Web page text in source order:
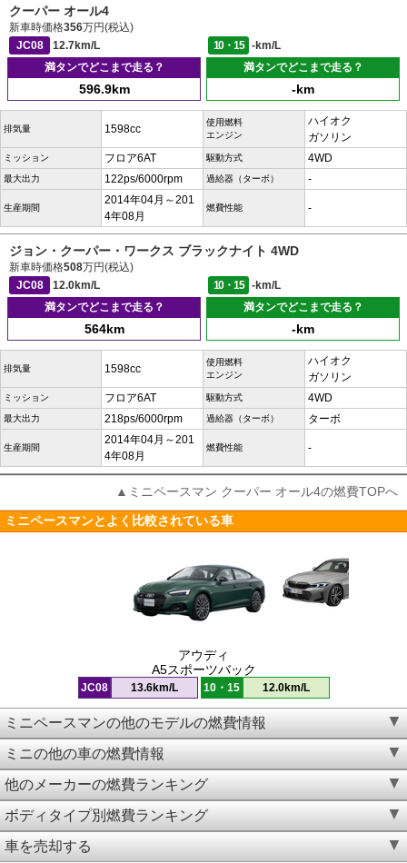
クーパー オール4
新車時価格356万円(税込)
JC08
12.7km/L 10・15
-km/L
満タンでどこまで走る？
596.9km
満タンでどこまで走る？
-km
排気量 1598cc
使用燃料
エンジン
ハイオク
ガソリン
ミッション フロア6AT 駆動方式 4WD
最大出力 122ps/6000rpm 過給器（ターボ） -
生産期間
2014年04月～201
4年08月
燃費性能 -
ジョン・クーパー・ワークス ブラックナイト 4WD
新車時価格508万円(税込)
JC08
12.0km/L 10・15
-km/L
満タンでどこまで走る？
564km
満タンでどこまで走る？
-km
排気量 1598cc
使用燃料
エンジン
ハイオク
ガソリン
ミッション フロア6AT 駆動方式 4WD
最大出力 218ps/6000rpm 過給器（ターボ） ターボ
生産期間
2014年04月～201
4年08月
燃費性能 -
▲ミニペースマン クーパー オール4の燃費TOPへ
ミニペースマンとよく比較されている車
アウディ
A5スポーツバック
JC08 13.6km/L 10・15 12.0km/L
ミニペースマンの他のモデルの燃費情報
ミニの他の車の燃費情報
他のメーカーの燃費ランキング
ボディタイプ別燃費ランキング
車を売却する